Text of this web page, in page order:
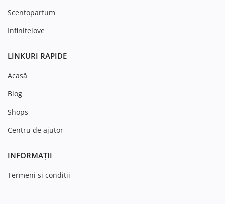
Scentoparfum
Infinitelove
LINKURI RAPIDE
Acasă
Blog
Shops
Centru de ajutor
INFORMAȚII
Termeni si conditii